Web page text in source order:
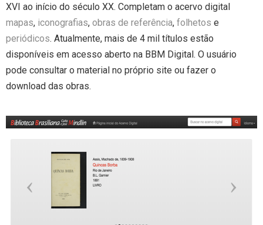
XVI ao início do século XX. Completam o acervo digital
mapas, iconografias, obras de referência, folhetos e
periódicos. Atualmente, mais de 4 mil títulos estão
disponíveis em acesso aberto na BBM Digital. O usuário
pode consultar o material no próprio site ou fazer o
download das obras.